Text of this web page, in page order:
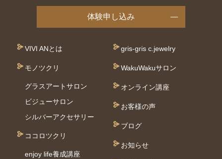
体験申し込み
VIVI ANとは
モノツクリ
グラスアートサロン
ビジューサロン
シルバーアクセサリー
ココロツクリ
enjoy life養成講座
gris-gris c.jewelry
WakuWakuサロン
オンライン講座
お客様の声
ブログ
お知らせ